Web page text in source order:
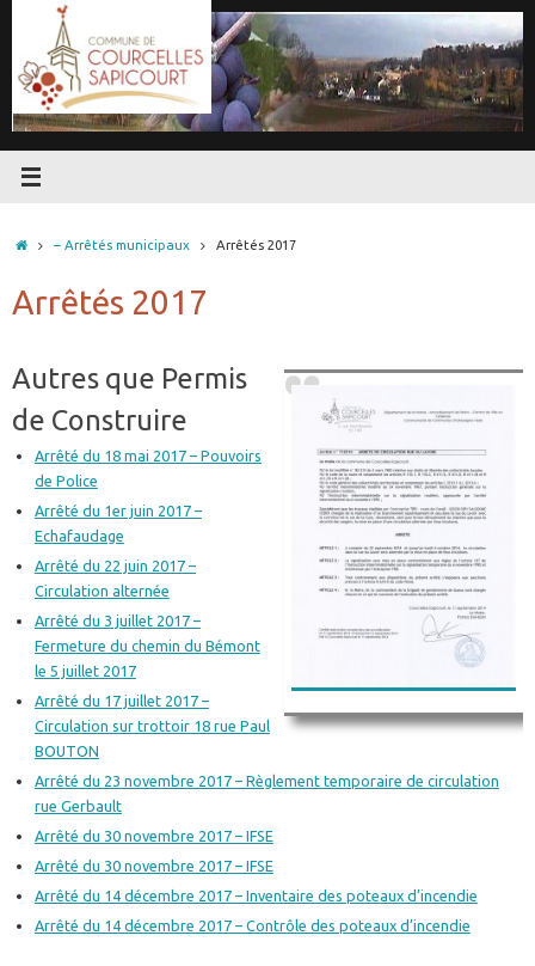
contenu
Accueil
– Arrêtés municipaux Arrêtés 2017
Arrêtés 2017
Autres que Permis
de Construire
Arrêté du 18 mai 2017 – Pouvoirs
de Police
Arrêté du 1er juin 2017 –
Echafaudage
Arrêté du 22 juin 2017 –
Circulation alternée
Arrêté du 3 juillet 2017 –
Fermeture du chemin du Bémont
le 5 juillet 2017
Arrêté du 17 juillet 2017 –
Circulation sur trottoir 18 rue Paul
BOUTON
Arrêté du 23 novembre 2017 – Règlement temporaire de circulation
rue Gerbault
Arrêté du 30 novembre 2017 – IFSE
Arrêté du 30 novembre 2017 – IFSE
Arrêté du 14 décembre 2017 – Inventaire des poteaux d’incendie
Arrêté du 14 décembre 2017 – Contrôle des poteaux d’incendie